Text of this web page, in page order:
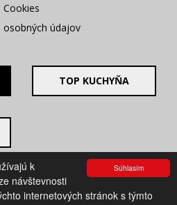
Súhlasím
k
návštevnosti
internetových stránok s týmto
Cookies
osobných údajov
TOP KUCHYŇA
s.r.o. |
Created by CTS Europe
s.r.o.